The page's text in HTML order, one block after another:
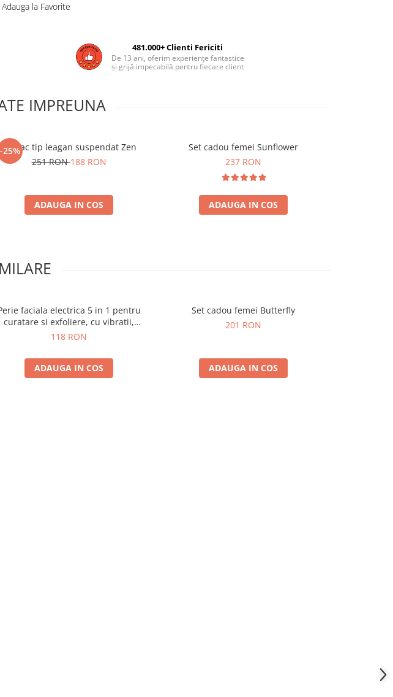
Adauga la Favorite
481.000+ Clienti Fericiti
De 13 ani, oferim experiențe fantastice
și grijă impecabilă pentru fiecare client
IMPREUNA
-25%
Hamac tip leagan suspendat Zen
251 RON188 RON
ADAUGA IN COS
Set cadou femei Sunflower
237 RON
ADAUGA IN COS
faciala electrica 5 in 1 pentru
curatare si exfoliere, cu vibratii,
reincarcabila
118 RON
ADAUGA IN COS
Set cadou femei Butterfly
201 RON
ADAUGA IN COS